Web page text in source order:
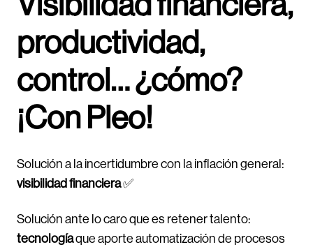
productividad,
control… ¿cómo?
¡Con Pleo!
Solución a la incertidumbre con la inflación general:
visibilidad financiera✅
Solución ante lo caro que es retener talento:
tecnologíaque aporte automatización de procesos